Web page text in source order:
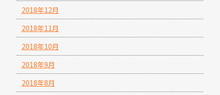
2018年12月
2018年11月
2018年10月
2018年9月
2018年8月